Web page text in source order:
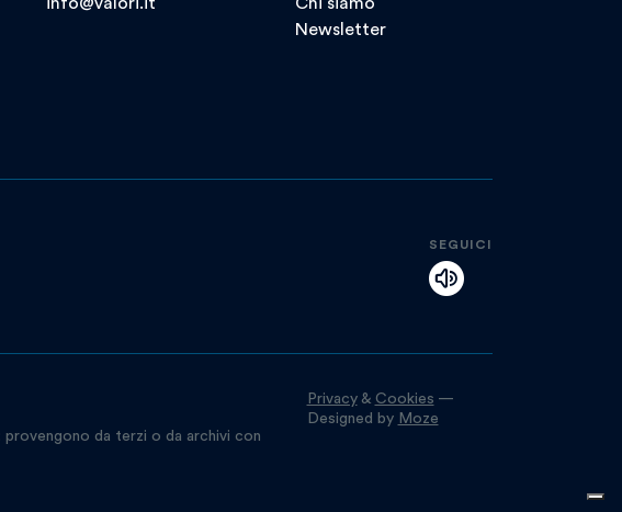
Newsletter
SEGUICI
provengono da terzi o da archivi con
Privacy& Cookies —
Designed by Moze